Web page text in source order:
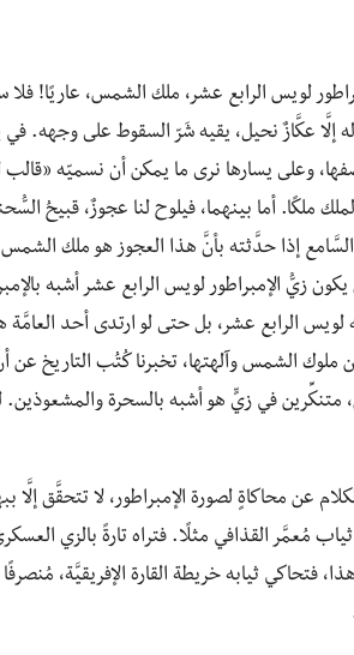
لويس الرابع عشر، ملك الشمس، عاريًا!
عكَّازٌ نحيل، يقيه شَرّ السقوط على وجهه. في
وعلى يسارها نرى ما يمكن أن نسميّه
ملكًا. أما بينهما، فيلوح لنا عجوزٌ، قبيحُ
إذا حدَّثته بأنَّ هذا العجوز هو ملك
الإمبراطور لويس الرابع عشر أشبه
الرابع عشر، بل حتى لو ارتدى أحد العامَّة
الشمس وآلهتها، تخبرنا كُتُب التاريخ عن
متنكِّرين في زيٍّ هو أشبه بالسحرة
عن محاكاةٍ لصورة الإمبراطور، لا تتحقَّق
مُعمَّر القذافي مثلًا. فتراه تارةً بالزي
فتحاكي ثيابه خريطة القارة الإفريقيَّة،